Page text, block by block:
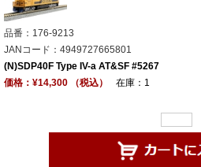
品番：176-9213
JANコード：4949727665801
(N)SDP40F Type IV-a AT&SF #5267
価格：¥14,300 （税込）
在庫：1